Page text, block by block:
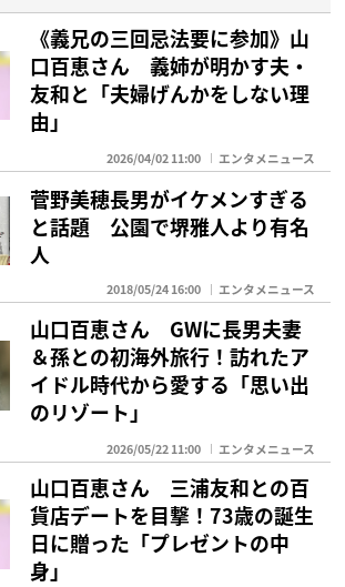
《義兄の三回忌法要に参加》山
口百恵さん 義姉が明かす夫・
友和と「夫婦げんかをしない理
由」
2026/04/02 11:00 エンタメニュース
菅野美穂長男がイケメンすぎる
と話題 公園で堺雅人より有名
人
2018/05/24 16:00 エンタメニュース
山口百恵さん GWに長男夫妻
＆孫との初海外旅行！訪れたア
イドル時代から愛する「思い出
のリゾート」
2026/05/22 11:00 エンタメニュース
山口百恵さん 三浦友和との百
貨店デートを目撃！73歳の誕生
日に贈った「プレゼントの中
身」